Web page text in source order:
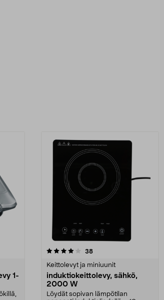
1-
38arvostelut
Keittolevyt ja miniuunit
induktiokeittolevy, sähkö,
2000 W
Löydät sopivan lämpötilan
4.0 viidestä